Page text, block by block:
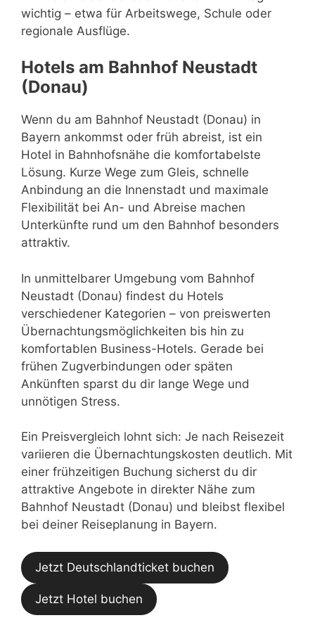
wichtig – etwa für Arbeitswege, Schule oder
regionale Ausflüge.
Hotels am Bahnhof Neustadt
(Donau)
Wenn du am Bahnhof Neustadt (Donau) in
Bayern ankommst oder früh abreist, ist ein
Hotel in Bahnhofsnähe die komfortabelste
Lösung. Kurze Wege zum Gleis, schnelle
Anbindung an die Innenstadt und maximale
Flexibilität bei An- und Abreise machen
Unterkünfte rund um den Bahnhof besonders
attraktiv.
In unmittelbarer Umgebung vom Bahnhof
Neustadt (Donau) findest du Hotels
verschiedener Kategorien – von preiswerten
Übernachtungsmöglichkeiten bis hin zu
komfortablen Business-Hotels. Gerade bei
frühen Zugverbindungen oder späten
Ankünften sparst du dir lange Wege und
unnötigen Stress.
Ein Preisvergleich lohnt sich: Je nach Reisezeit
variieren die Übernachtungskosten deutlich. Mit
einer frühzeitigen Buchung sicherst du dir
attraktive Angebote in direkter Nähe zum
Bahnhof Neustadt (Donau) und bleibst flexibel
bei deiner Reiseplanung in Bayern.
Jetzt Deutschlandticket buchen
Jetzt Hotel buchen